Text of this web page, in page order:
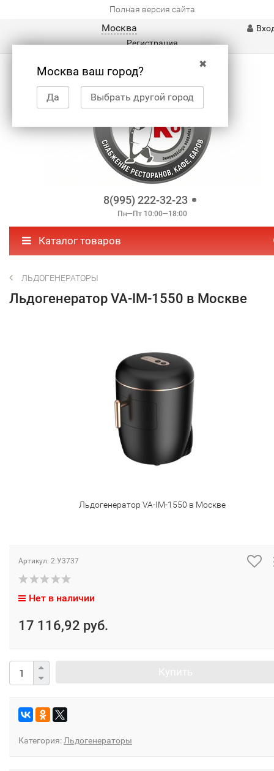
Полная версия сайта
Москва
✖
Москва ваш город?
Да Выбрать другой город
Регистрация
8(995) 222-32-23
Пн—Пт 10:00—18:00
Каталог товаров
ЛЬДОГЕНЕРАТОРЫ
Льдогенератор VA-IM-1550 в Москве
Льдогенератор VA-IM-1550 в Москве
Артикул: 2:У3737
Нет в наличии
17 116,92 руб.
Категория: Льдогенераторы